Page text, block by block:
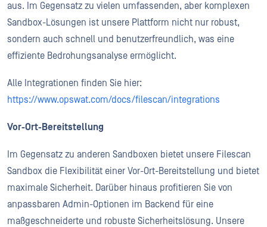
aus. Im Gegensatz zu vielen umfassenden, aber komplexen
Sandbox-Lösungen ist unsere Plattform nicht nur robust,
sondern auch schnell und benutzerfreundlich, was eine
effiziente Bedrohungsanalyse ermöglicht.
Alle Integrationen finden Sie hier:
https://www.opswat.com/docs/filescan/integrations
Vor-Ort-Bereitstellung
Im Gegensatz zu anderen Sandboxen bietet unsere Filescan
Sandbox die Flexibilität einer Vor-Ort-Bereitstellung und bietet
maximale Sicherheit. Darüber hinaus profitieren Sie von
anpassbaren Admin-Optionen im Backend für eine
maßgeschneiderte und robuste Sicherheitslösung. Unsere